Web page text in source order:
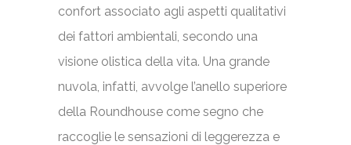
confort associato agli aspetti qualitativi
dei fattori ambientali, secondo una
visione olistica della vita. Una grande
nuvola, infatti, avvolge l’anello superiore
della Roundhouse come segno che
raccoglie le sensazioni di leggerezza e